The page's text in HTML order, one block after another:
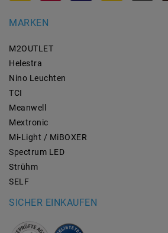
MARKEN
M2OUTLET
Helestra
Nino Leuchten
TCI
Meanwell
Mextronic
Mi-Light / MiBOXER
Spectrum LED
Strühm
SELF
SICHER EINKAUFEN